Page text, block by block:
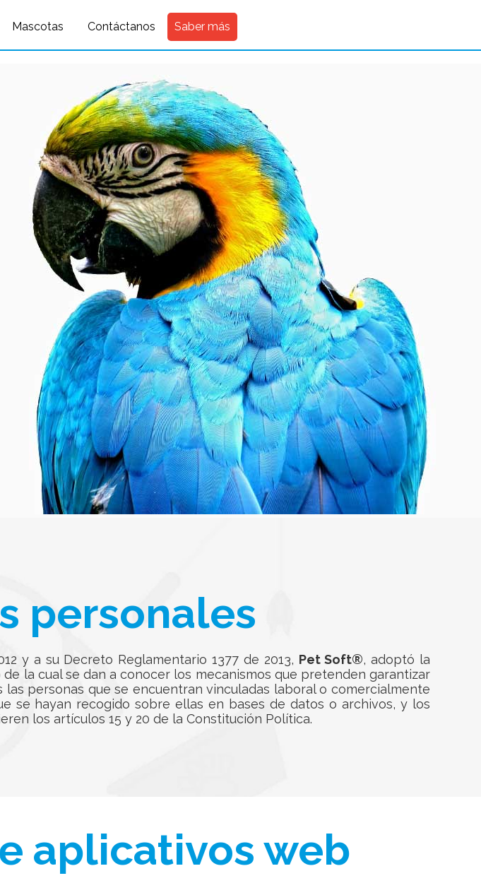
where pagina=113
Mascotas Contáctanos Saber más
personales
y a su Decreto Reglamentario 1377 de 2013, Pet Soft®, adoptó la
la cual se dan a conocer los mecanismos que pretenden garantizar
personas que se encuentran vinculadas laboral o comercialmente
se hayan recogido sobre ellas en bases de datos o archivos, y los
los artículos 15 y 20 de la Constitución Política.
aplicativos web